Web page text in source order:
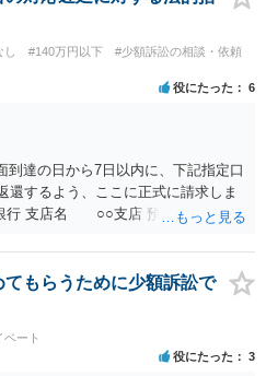
し #140万円以下
#少額訴訟の相談・依頼
役にたった 6
到達の日から7日以内に、下記指定口
還するよう、ここに正式に請求しま
行 支店名 ○○支店 預金種別 普通
に返金する意思がないものと判断
びこれに対する遅延損害金の支払い
必要な法的手続を直ちに講じま
用その他法令上認められる金員につ
、あらかじめ申し添えます。 本件
とによって生じた返還義務の履行を
もらうために少額訴訟で
ート
役にたった 3